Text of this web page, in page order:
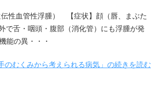
性血管性浮腫） 【症状】顔（唇、まぶた
で舌・咽頭・腹部（消化管）にも浮腫が発
能の異・・・
のむくみから考えられる病気」の続きを読む